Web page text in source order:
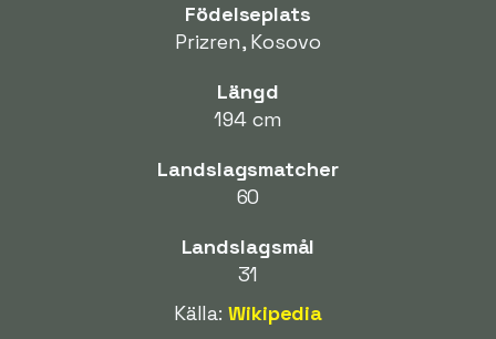
Födelseplats
Prizren, Kosovo
Längd
194 cm
Landslagsmatcher
60
Landslagsmål
31
Källa:Wikipedia